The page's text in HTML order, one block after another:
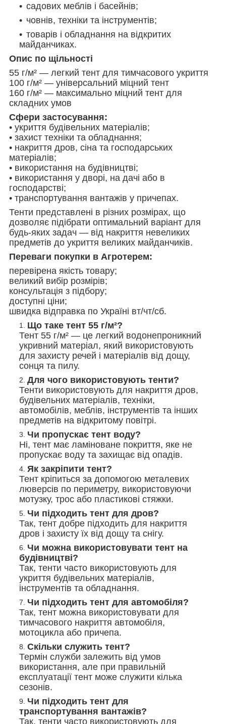
садових меблів і басейнів;
човнів, техніки та інструментів;
товарів і обладнання на відкритих
майданчиках.
Опис по щільності
55 г/м² — легкий тент для тимчасового укриття
100 г/м² — універсальний міцний тент
160 г/м² — максимально міцний тент для
складних умов
Сфери застосування:
• укриття будівельних матеріалів;
• захист техніки та обладнання;
• накриття дров, сіна та господарських
матеріалів;
• використання на будівництві;
• використання у дворі, на дачі або в
господарстві;
• транспортування вантажів у причепах.
Тенти представлені в різних розмірах, що
дозволяє підібрати оптимальний варіант для
будь-яких задач — від накриття невеликих
предметів до укриття великих майданчиків.
Переваги покупки в Агротерем:
перевірена якість товару;
великий вибір розмірів;
консультація з підбору;
доступні ціни;
швидка відправка по Україні вт/чт/сб.
Що таке тент 55 г/м²?
Тент 55 г/м² — це легкий водонепроникний
укривний матеріал, який використовують
для захисту речей і матеріалів від дощу,
сонця та пилу.
Для чого використовують тенти?
Тенти використовують для накриття дров,
будівельних матеріалів, техніки,
автомобілів, меблів, інструментів та інших
предметів на відкритому повітрі.
Чи пропускає тент воду?
Ні, тент має ламіноване покриття, яке не
пропускає воду та захищає від опадів.
Як закріпити тент?
Тент кріпиться за допомогою металевих
люверсів по периметру, використовуючи
мотузку, трос або пластикові стяжки.
Чи підходить тент для дров?
Так, тент добре підходить для накриття
дров і захисту їх від дощу та снігу.
Чи можна використовувати тент на
будівництві?
Так, тенти часто використовують для
укриття будівельних матеріалів,
інструментів та обладнання.
Чи підходить тент для автомобіля?
Так, тент можна використовувати для
тимчасового накриття автомобіля,
мотоцикла або причепа.
Скільки служить тент?
Термін служби залежить від умов
використання, але при правильній
експлуатації тент може служити кілька
сезонів.
Чи підходить тент для
транспортування вантажів?
Так, тенти часто використовують для